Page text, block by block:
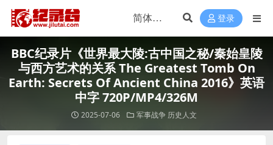
登录
BBC纪录片《世界最大陵:古中国之秘/秦始皇陵
与西方艺术的关系 The Greatest Tomb On
Earth: Secrets Of Ancient China 2016》英语
中字 720P/MP4/326M
2025-07-06 军事战争 历史人文